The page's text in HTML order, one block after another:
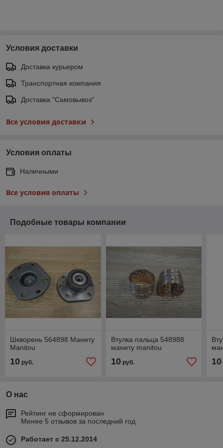
Условия доставки
Доставка курьером
Транспортная компания
Доставка "Самовывоз"
Все условия доставки
Условия оплаты
Наличными
Все условия оплаты
Подобные товары компании
Шкворень 564898 Маниту
Manitou
10 руб.
Втулка пальца 548988
маниту manitou
10руб. 10
О нас
Рейтинг не сформирован
Менее 5 отзывов за последний год
Работает с 25.12.2014